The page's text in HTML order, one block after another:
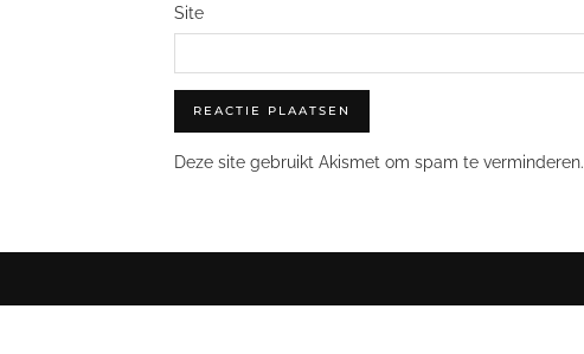
Site
Deze site gebruikt Akismet om spam te verminderen.